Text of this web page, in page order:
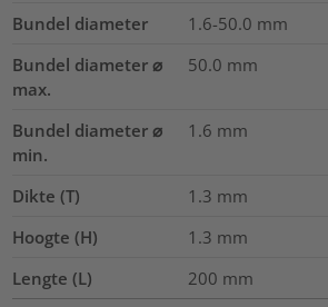
Bundel diameter
1.6-50.0 mm
Bundel diameter ⌀
max.
50.0 mm
Bundel diameter ⌀
min.
1.6 mm
Dikte (T) 1.3 mm
Hoogte (H)
1.3 mm
Lengte (L)
200 mm